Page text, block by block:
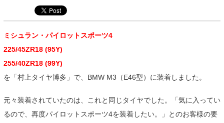
ミシュラン・パイロットスポーツ4
225/45ZR18 (95Y)
255/40ZR18 (99Y)
を「村上タイヤ博多」で、BMW M3（E46型）に装着しました。
元々装着されていたのは、これと同じタイヤでした。「気に入ってい
るので、再度パイロットスポーツ4を装着したい。」とのお客様の要